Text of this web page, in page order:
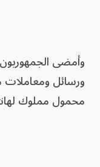
وأمضى
ورسائل
محمول مملوك